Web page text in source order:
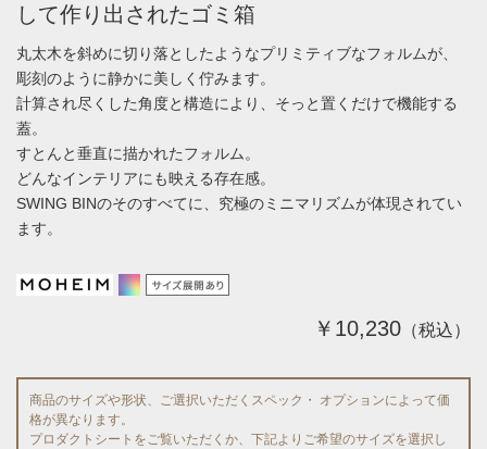
して作り出されたゴミ箱
丸太木を斜めに切り落としたようなプリミティブなフォルムが、
彫刻のように静かに美しく佇みます。
計算され尽くした角度と構造により、そっと置くだけで機能する
蓋。
すとんと垂直に描かれたフォルム。
どんなインテリアにも映える存在感。
SWING BINのそのすべてに、究極のミニマリズムが体現されてい
ます。
￥10,230 （税込）
商品のサイズや形状、ご選択いただくスペック・ オプションによって価
格が異なります。
プロダクトシートをご覧いただくか、下記よりご希望のサイズを選択し